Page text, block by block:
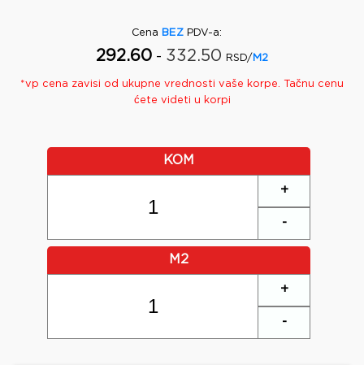
Cena BEZ PDV-a:
292.60 - 332.50 RSD/ M2
*vp cena zavisi od ukupne vrednosti vaše korpe. Tačnu cenu
ćete videti u korpi
KOM
+
-
M2
+
-